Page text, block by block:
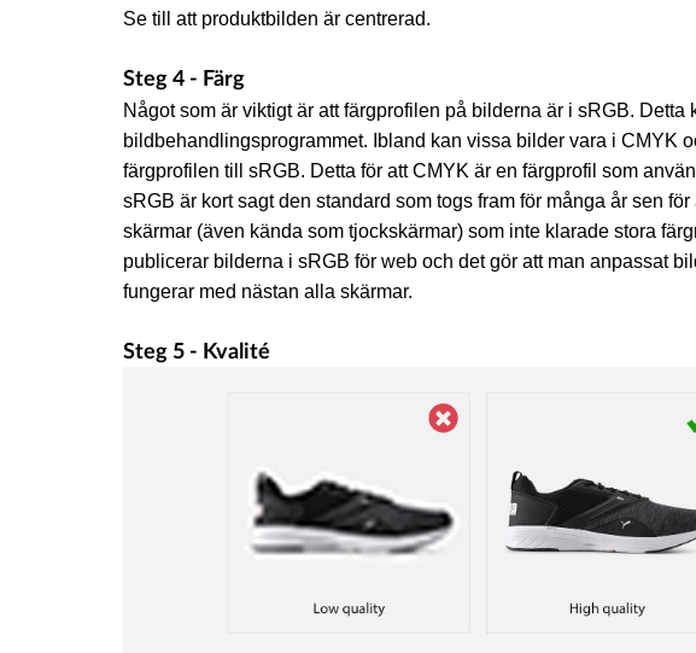
Se till att produktbilden är centrerad.
Steg 4 - Färg
Något som är viktigt är att färgprofilen på bilderna är i sRGB.
bildbehandlingsprogrammet. Ibland kan vissa bilder vara i CMYK
färgprofilen till sRGB. Detta för att CMYK är en färgprofil som
sRGB är kort sagt den standard som togs fram för många år sen
skärmar (även kända som tjockskärmar) som inte klarade stora
publicerar bilderna i sRGB för web och det gör att man anpassat
fungerar med nästan alla skärmar.
Steg 5 - Kvalité